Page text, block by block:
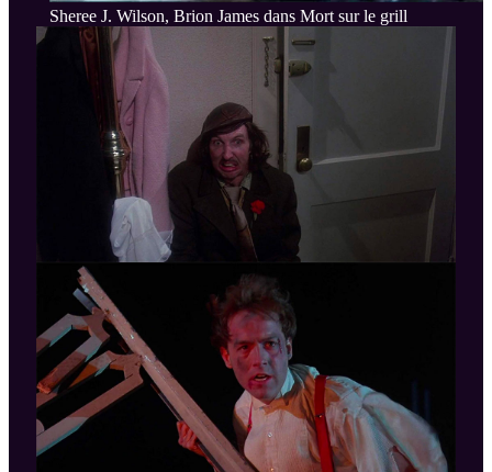
Sheree J. Wilson, Brion James dans Mort sur le grill